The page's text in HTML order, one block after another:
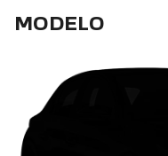
MODELO